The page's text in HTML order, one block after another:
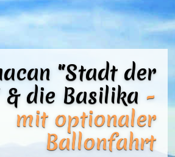
"Stadt der
&die Basilika -
mit optionaler
Ballonfahrt